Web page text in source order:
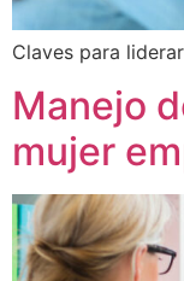
Claves para
Manejo
mujer